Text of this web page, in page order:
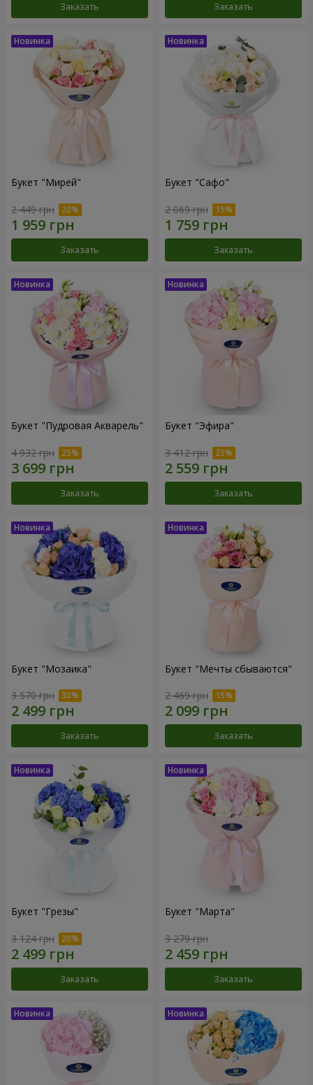
Заказать Заказать
Букет "Мирей"
2 449 грн
Заказать
Букет "Сафо"
2 069 грн
Заказать
Букет "Пудровая Акварель"
4 932 грн
Заказать
Букет "Эфира"
3 412 грн
Заказать
Букет "Мозаика"
3 570 грн
Заказать
Букет "Мечты сбываются"
2 469 грн
Заказать
Букет "Грезы"
3 124 грн
Заказать
Букет "Марта"
3 279 грн
Заказать